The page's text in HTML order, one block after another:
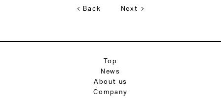
Back Next
Top
News
About us
Company